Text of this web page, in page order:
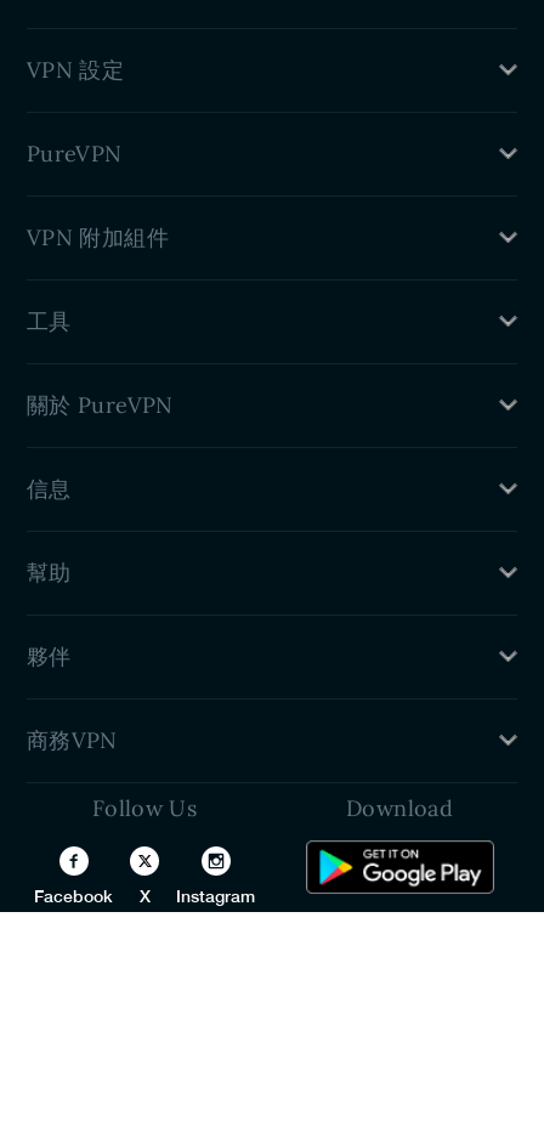
Windows VPN
iPhone VPN
VPN Firefox 擴充
Firestick TV VPN
VPN 設定
DD-WRT 小型應用程式
PureVPN
好處
VPN 附加組件
連接埠轉送
工具
DNS洩漏測試
WebRTC洩漏測試
關於 PureVPN
功能
PureVPN評論
信息
退款政策
新聞發布室
幫助
VPN 設定指南
夥伴
加盟計劃
商務VPN
團隊專用 VPN
White Label VPN
VPN 經銷商計劃
Follow Us
Facebook X Instagram
Download